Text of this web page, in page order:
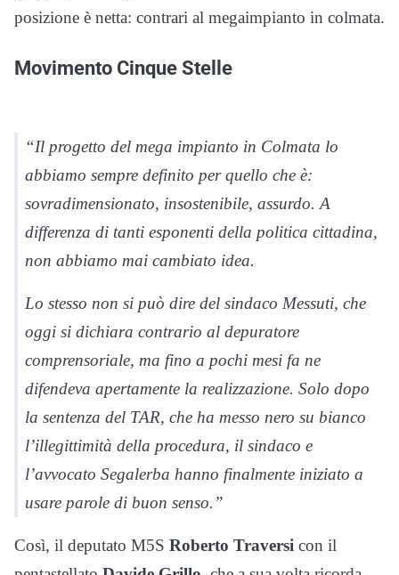
posizione è netta: contrari al megaimpianto in colmata.
Movimento Cinque Stelle
“Il progetto del mega impianto in Colmata lo
abbiamo sempre definito per quello che è:
sovradimensionato, insostenibile, assurdo. A
differenza di tanti esponenti della politica cittadina,
non abbiamo mai cambiato idea.
Lo stesso non si può dire del sindaco Messuti, che
oggi si dichiara contrario al depuratore
comprensoriale, ma fino a pochi mesi fa ne
difendeva apertamente la realizzazione. Solo dopo
la sentenza del TAR, che ha messo nero su bianco
l’illegittimità della procedura, il sindaco e
l’avvocato Segalerba hanno finalmente iniziato a
usare parole di buon senso.”
Così, il deputato M5S Roberto Traversi con il